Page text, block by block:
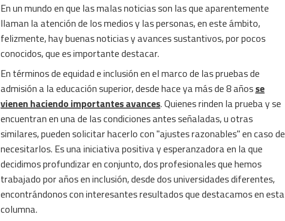
En un mundo en que las malas noticias son las que aparentemente
llaman la atención de los medios y las personas, en este ámbito,
felizmente, hay buenas noticias y avances sustantivos, por pocos
conocidos, que es importante destacar.
En términos de equidad e inclusión en el marco de las pruebas de
admisión a la educación superior, desde hace ya más de 8 añosse
vienen haciendo importantes avances. Quienes rinden la prueba y se
encuentran en una de las condiciones antes señaladas, u otras
similares, pueden solicitar hacerlo con "ajustes razonables" en caso de
necesitarlos. Es una iniciativa positiva y esperanzadora en la que
decidimos profundizar en conjunto, dos profesionales que hemos
trabajado por años en inclusión, desde dos universidades diferentes,
encontrándonos con interesantes resultados que destacamos en esta
columna.